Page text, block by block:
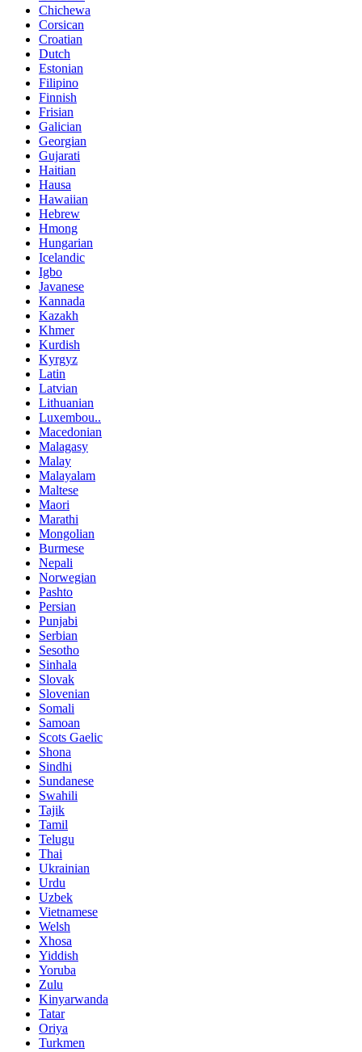
Chichewa
Corsican
Croatian
Dutch
Estonian
Filipino
Finnish
Frisian
Galician
Georgian
Gujarati
Haitian
Hausa
Hawaiian
Hebrew
Hmong
Hungarian
Icelandic
Igbo
Javanese
Kannada
Kazakh
Khmer
Kurdish
Kyrgyz
Latin
Latvian
Lithuanian
Luxembou..
Macedonian
Malagasy
Malay
Malayalam
Maltese
Maori
Marathi
Mongolian
Burmese
Nepali
Norwegian
Pashto
Persian
Punjabi
Serbian
Sesotho
Sinhala
Slovak
Slovenian
Somali
Samoan
Scots Gaelic
Shona
Sindhi
Sundanese
Swahili
Tajik
Tamil
Telugu
Thai
Ukrainian
Urdu
Uzbek
Vietnamese
Welsh
Xhosa
Yiddish
Yoruba
Zulu
Kinyarwanda
Tatar
Oriya
Turkmen